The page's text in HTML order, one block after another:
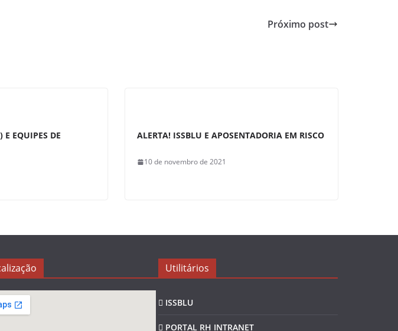
Próximo post
E EQUIPES DE
ALERTA! ISSBLU E APOSENTADORIA EM RISCO
10 de novembro de 2021
Utilitários
ISSBLU
PORTAL RH INTRANET